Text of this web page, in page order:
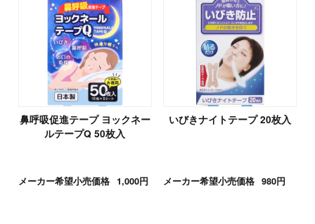
鼻呼吸促進テープ ヨックネー
ルテープQ 50枚入
メーカー希望小売価格 1,000円
いびきナイトテープ 20枚入
メーカー希望小売価格 980円